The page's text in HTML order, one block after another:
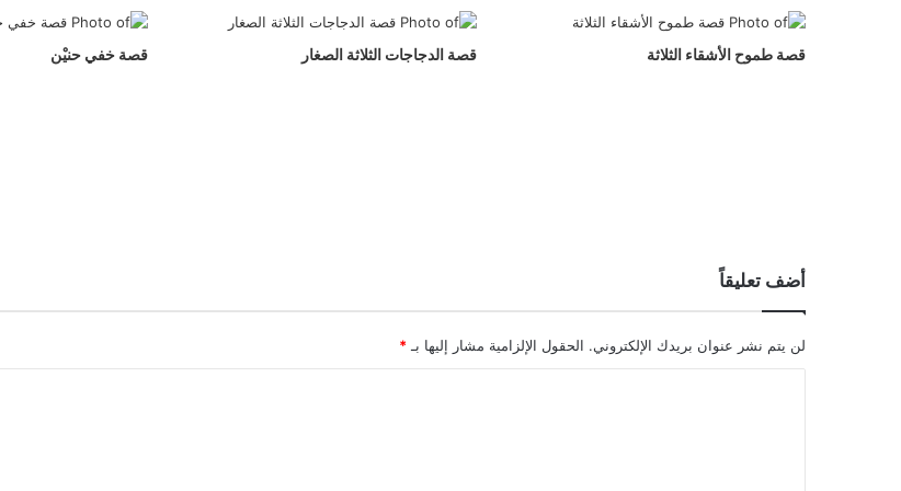
قصة طموح الأشقاء الثلاثة قصة الدجاجات الثلاثة الصغار قصة خفي حنيْن
أضف تعليقاً
لن يتم نشر عنوان بريدك الإلكتروني. الحقول الإلزامية مشار إليها بـ *